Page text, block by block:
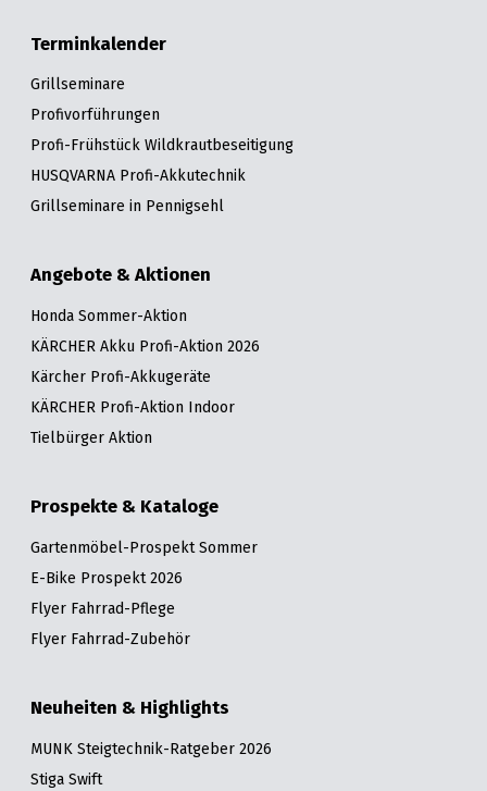
Terminkalender
Grillseminare
Profivorführungen
Profi-Frühstück Wildkrautbeseitigung
HUSQVARNA Profi-Akkutechnik
Grillseminare in Pennigsehl
Angebote & Aktionen
Honda Sommer-Aktion
KÄRCHER Akku Profi-Aktion 2026
Kärcher Profi-Akkugeräte
KÄRCHER Profi-Aktion Indoor
Tielbürger Aktion
Prospekte & Kataloge
Gartenmöbel-Prospekt Sommer
E-Bike Prospekt 2026
Flyer Fahrrad-Pflege
Flyer Fahrrad-Zubehör
Neuheiten & Highlights
MUNK Steigtechnik-Ratgeber 2026
Stiga Swift